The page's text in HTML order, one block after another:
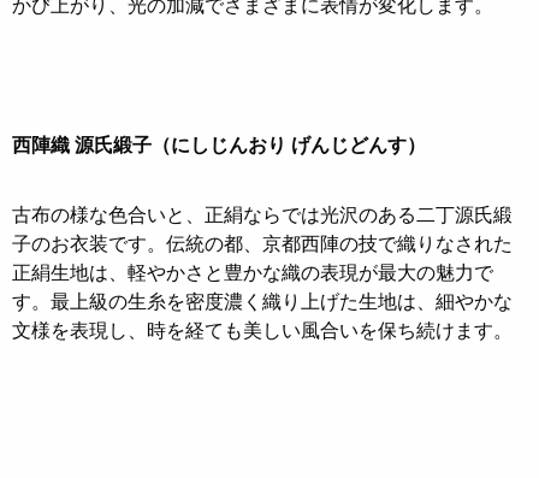
西陣織 源氏緞子（にしじんおり げんじどんす）
古布の様な色合いと、正絹ならでは光沢のある二丁源氏緞
子のお衣装です。伝統の都、京都西陣の技で織りなされた
正絹生地は、軽やかさと豊かな織の表現が最大の魅力で
す。最上級の生糸を密度濃く織り上げた生地は、細やかな
文様を表現し、時を経ても美しい風合いを保ち続けます。